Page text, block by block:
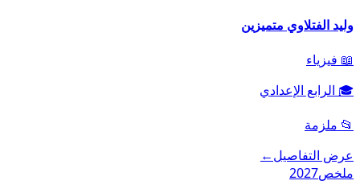
وليد الفتلاوي متميزين
📖 فيزياء
🎓 الرابع الإعدادي
📂 ملزمة
عرض التفاصيل←
ملخص2027